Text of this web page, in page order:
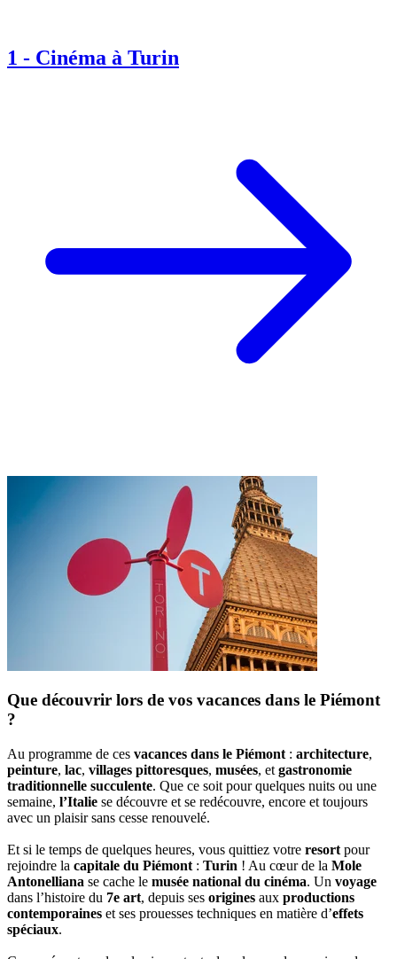
1 - Cinéma à Turin
Que découvrir lors de vos vacances dans le Piémont
?
Au programme de ces vacances dans le Piémont : architecture,
peinture, lac, villages pittoresques, musées, et gastronomie
traditionnelle succulente. Que ce soit pour quelques nuits ou une
semaine, l’Italie se découvre et se redécouvre, encore et toujours
avec un plaisir sans cesse renouvelé.
Et si le temps de quelques heures, vous quittiez votre resort pour
rejoindre la capitale du Piémont : Turin ! Au cœur de la Mole
Antonelliana se cache le musée national du cinéma. Un voyage
dans l’histoire du 7e art, depuis ses origines aux productions
contemporaines et ses prouesses techniques en matière d’effets
spéciaux.